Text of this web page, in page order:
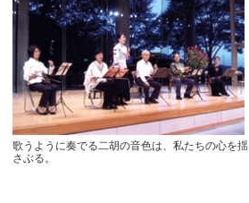
歌うように奏でる二胡の音色は、私たちの心を揺
さぶる。